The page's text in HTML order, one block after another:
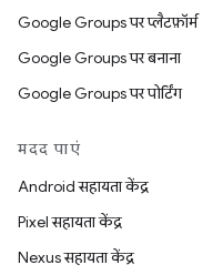
Google Groups पर प्लैटफ़ॉर्म
Google Groups पर बनाना
Google Groups पर पोर्टिंग
मदद पाएं
Android सहायता केंद्र
Pixel सहायता केंद्र
Nexus सहायता केंद्र